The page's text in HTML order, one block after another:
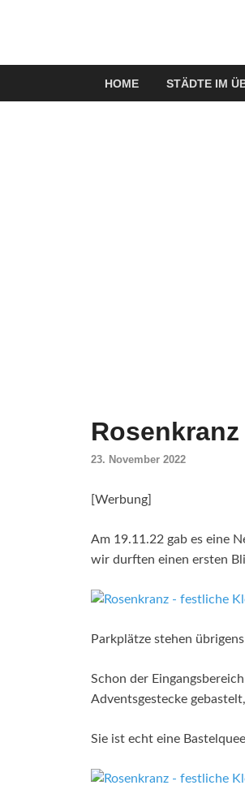
HOME STÄDTE IM
23. November 2022
[Werbung]
Am 19.11.22 gab es eine
wir durften einen ersten
Parkplätze stehen
Schon der
Adventsgestecke
Sie ist echt eine